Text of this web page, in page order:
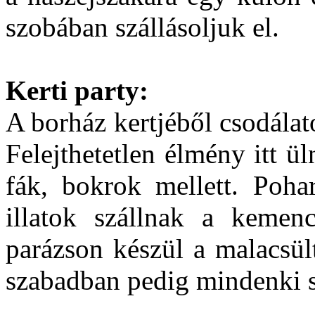
szobában szállásoljuk el.
Kerti party:
A borház kertjéből
Felejthetetlen élmény itt
fák, bokrok mellett.
illatok szállnak a
parázson készül a
szabadban pedig mindenki